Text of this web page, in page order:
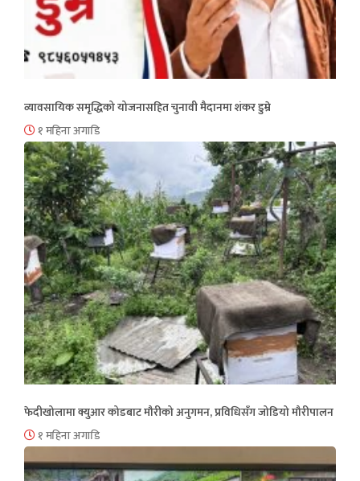
व्यावसायिक समृद्धिको योजनासहित चुनावी मैदानमा शंकर डुम्रे
१ महिना अगाडि
फेदीखोलामा क्युआर कोडबाट मौरीको अनुगमन, प्रविधिसँग जोडियो मौरीपालन
१ महिना अगाडि